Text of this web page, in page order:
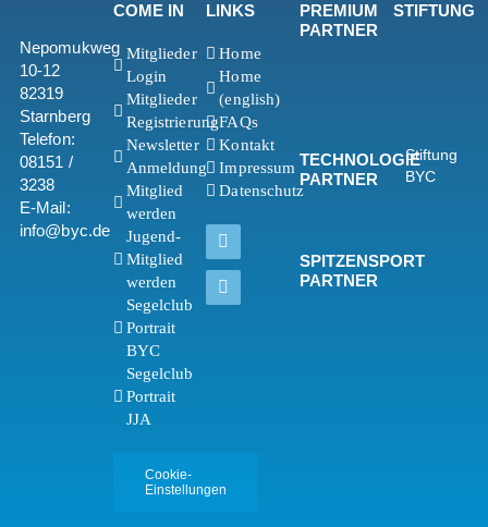
Nepomukweg
10-12
82319
Starnberg
Telefon:
08151 /
3238
E-Mail:
info@byc.de
COME IN
Mitglieder
Login
Mitglieder
Registrierung
Newsletter
Anmeldung
Mitglied
werden
Jugend-
Mitglied
werden
Segelclub
Portrait
BYC
Segelclub
Portrait
JJA
Cookie-
Einstellungen
LINKS
Home
Home
(english)
FAQs
Kontakt
Impressum
Datenschutz
PREMIUM
PARTNER
TECHNOLOGIE
PARTNER
SPITZENSPORT
PARTNER
STIFTUNG
Stiftung
BYC